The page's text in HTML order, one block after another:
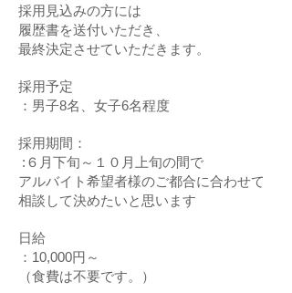
採用見込みの方には
履歴書を送付いただき、
最終決定させていただきます。
採用予定
：男子8名、女子6名程度
採用期間：
:６月下旬～１０月上旬の間で
アルバイト希望者様のご都合に合わせて
相談して決めたいと思います
日給
：10,000円～
（食費は不要です。）